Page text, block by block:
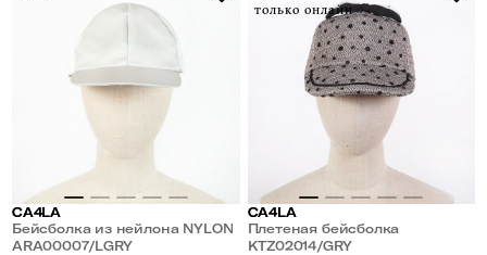
CA4LA
Бейсболка из нейлона NYLON
ARA00007/LGRY
только онлайн
CA4LA
Плетеная бейсболка
KTZ02014/GRY